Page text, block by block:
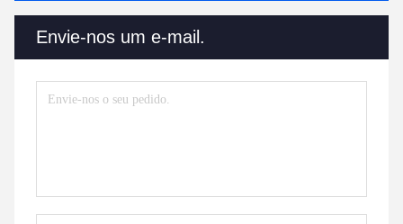
Envie-nos um e-mail.